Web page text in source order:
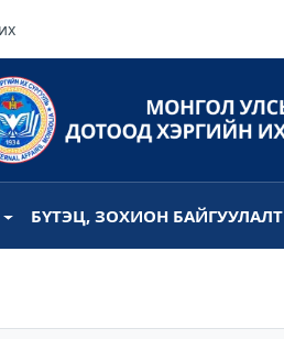
БҮТЭЦ, ЗОХИОН БАЙГУУЛАЛТ